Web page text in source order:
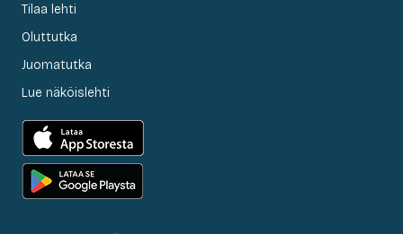
Tilaa lehti
Oluttutka
Juomatutka
Lue näköislehti